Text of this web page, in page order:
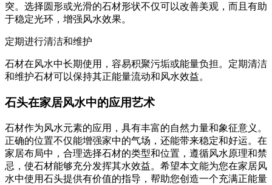
突。选择圆形或光滑的石材形状不仅可以改善美观，而且有助
于稳定光环，增强风水效果。
定期进行清洁和维护
石材在风水中长期使用，容易积聚污垢或能量负担。定期清洁
和维护石材可以保持其正能量流动和风水效益。
石头在家居风水中的应用艺术
石材作为风水元素的应用，具有丰富的自然力量和象征意义。
正确的位置不仅能增强家中的气场，还能带来稳定和好运。在
家居布局中，合理选择石材的类型和位置，遵循风水原理和禁
忌，使石材能够充分发挥其水效益。希望本文能为您在家居风
水中使用石头提供有价值的指导，帮助您创造一个充满正能量